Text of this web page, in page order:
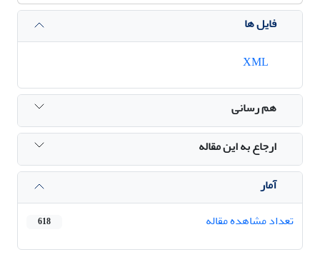
فایل ها
هم رسانی
ارجاع به این مقاله
آمار
تعداد مشاهده مقاله
618